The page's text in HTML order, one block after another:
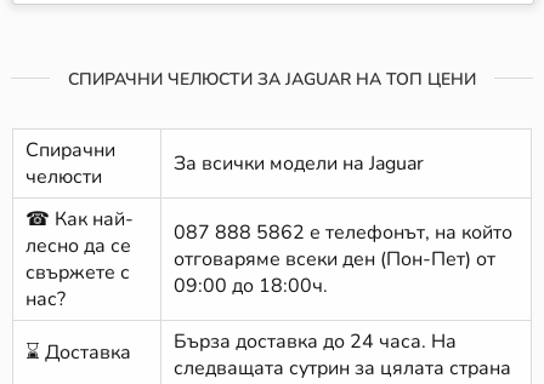
СПИРАЧНИ ЧЕЛЮСТИ ЗА JAGUAR НА ТОП ЦЕНИ
Спирачни
челюсти
За всички модели на Jaguar
☎ Как най-
лесно да се
свържете с
нас?
087 888 5862 е телефонът, на който
отговаряме всеки ден (Пон-Пет) от
09:00 до 18:00ч.
⌛ Доставка
Бърза доставка до 24 часа. На
следващата сутрин за цялата страна